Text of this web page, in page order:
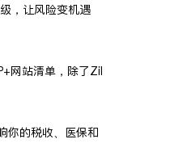
，让风险变机遇
网站清单，除了Zil
你的税收、医保和